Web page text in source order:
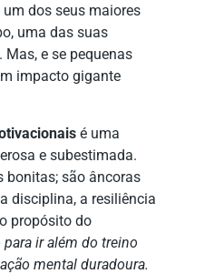
dos seus maiores
uma das suas
e se pequenas
impacto gigante
é uma
e subestimada.
bonitas; são âncoras
disciplina, a resiliência
propósito do
para ir além do treino
mental duradoura.